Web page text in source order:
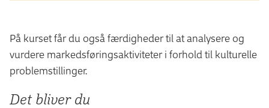
På kurset får du også færdigheder til at analysere og
vurdere markedsføringsaktiviteter i forhold til kulturelle
problemstillinger.
Det bliver du